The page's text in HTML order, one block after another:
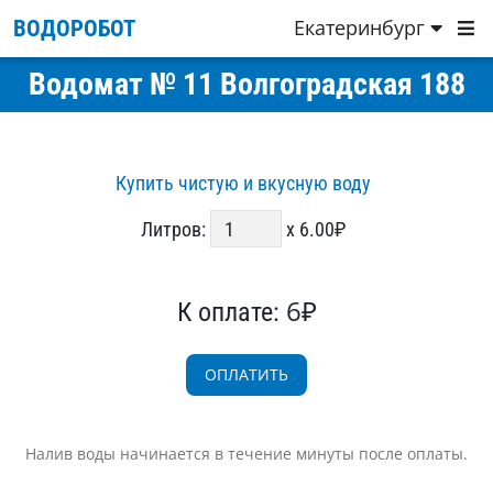
ВОДОРОБОТ Екатеринбург
Водомат № 11 Волгоградская 188
Купить чистую и вкусную воду
Литров:
x 6.00₽
К оплате: 6₽
Налив воды начинается в течение минуты после оплаты.